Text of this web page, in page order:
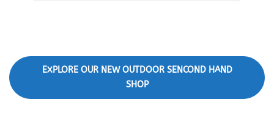
EXPLORE OUR NEW OUTDOOR SENCOND HAND
SHOP